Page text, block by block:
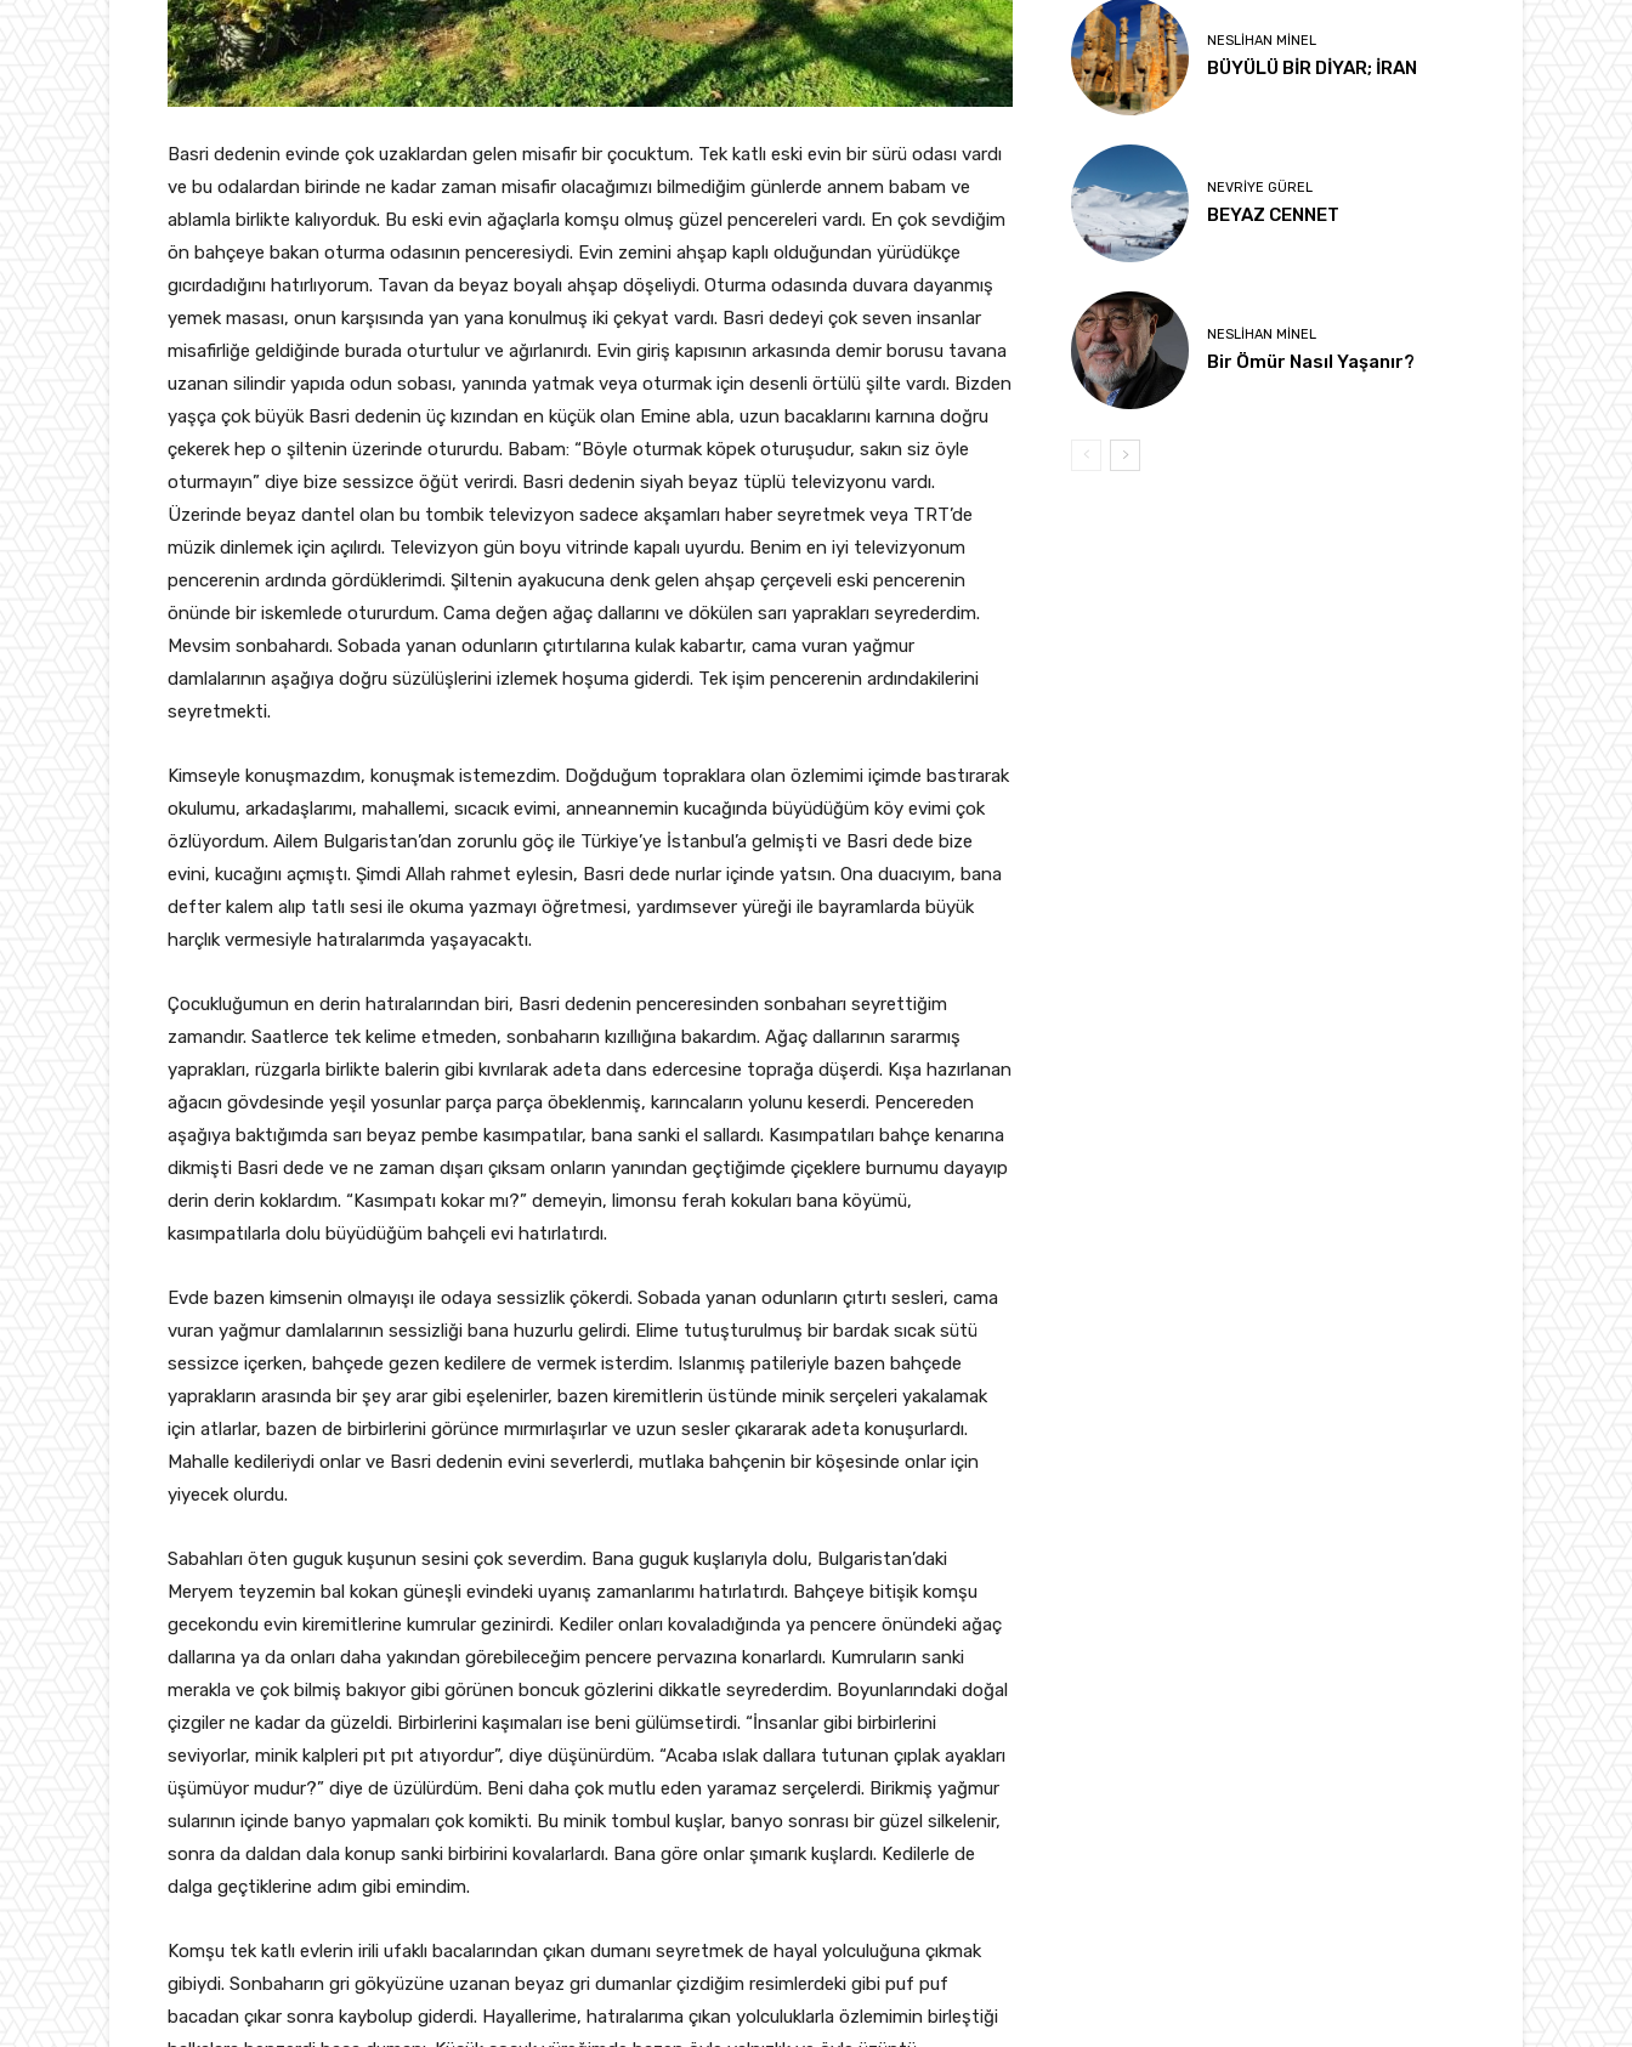
Basri dedenin evinde çok uzaklardan gelen misafir bir çocuktum. Tek katlı eski evin bir sürü odası vardı
ve bu odalardan birinde ne kadar zaman misafir olacağımızı bilmediğim günlerde annem babam ve
ablamla birlikte kalıyorduk. Bu eski evin ağaçlarla komşu olmuş güzel pencereleri vardı. En çok sevdiğim
ön bahçeye bakan oturma odasının penceresiydi. Evin zemini ahşap kaplı olduğundan yürüdükçe
gıcırdadığını hatırlıyorum. Tavan da beyaz boyalı ahşap döşeliydi. Oturma odasında duvara dayanmış
yemek masası, onun karşısında yan yana konulmuş iki çekyat vardı. Basri dedeyi çok seven insanlar
misafirliğe geldiğinde burada oturtulur ve ağırlanırdı. Evin giriş kapısının arkasında demir borusu tavana
uzanan silindir yapıda odun sobası, yanında yatmak veya oturmak için desenli örtülü şilte vardı. Bizden
yaşça çok büyük Basri dedenin üç kızından en küçük olan Emine abla, uzun bacaklarını karnına doğru
çekerek hep o şiltenin üzerinde otururdu. Babam: “Böyle oturmak köpek oturuşudur, sakın siz öyle
oturmayın” diye bize sessizce öğüt verirdi. Basri dedenin siyah beyaz tüplü televizyonu vardı.
Üzerinde beyaz dantel olan bu tombik televizyon sadece akşamları haber seyretmek veya TRT’de
müzik dinlemek için açılırdı. Televizyon gün boyu vitrinde kapalı uyurdu. Benim en iyi televizyonum
pencerenin ardında gördüklerimdi. Şiltenin ayakucuna denk gelen ahşap çerçeveli eski pencerenin
önünde bir iskemlede otururdum. Cama değen ağaç dallarını ve dökülen sarı yaprakları seyrederdim.
Mevsim sonbahardı. Sobada yanan odunların çıtırtılarına kulak kabartır, cama vuran yağmur
damlalarının aşağıya doğru süzülüşlerini izlemek hoşuma giderdi. Tek işim pencerenin ardındakilerini
seyretmekti.
Kimseyle konuşmazdım, konuşmak istemezdim. Doğduğum topraklara olan özlemimi içimde bastırarak
okulumu, arkadaşlarımı, mahallemi, sıcacık evimi, anneannemin kucağında büyüdüğüm köy evimi çok
özlüyordum. Ailem Bulgaristan’dan zorunlu göç ile Türkiye’ye İstanbul’a gelmişti ve Basri dede bize
evini, kucağını açmıştı. Şimdi Allah rahmet eylesin, Basri dede nurlar içinde yatsın. Ona duacıyım, bana
defter kalem alıp tatlı sesi ile okuma yazmayı öğretmesi, yardımsever yüreği ile bayramlarda büyük
harçlık vermesiyle hatıralarımda yaşayacaktı.
Çocukluğumun en derin hatıralarından biri, Basri dedenin penceresinden sonbaharı seyrettiğim
zamandır. Saatlerce tek kelime etmeden, sonbaharın kızıllığına bakardım. Ağaç dallarının sararmış
yaprakları, rüzgarla birlikte balerin gibi kıvrılarak adeta dans edercesine toprağa düşerdi. Kışa hazırlanan
ağacın gövdesinde yeşil yosunlar parça parça öbeklenmiş, karıncaların yolunu keserdi. Pencereden
aşağıya baktığımda sarı beyaz pembe kasımpatılar, bana sanki el sallardı. Kasımpatıları bahçe kenarına
dikmişti Basri dede ve ne zaman dışarı çıksam onların yanından geçtiğimde çiçeklere burnumu dayayıp
derin derin koklardım. “Kasımpatı kokar mı?” demeyin, limonsu ferah kokuları bana köyümü,
kasımpatılarla dolu büyüdüğüm bahçeli evi hatırlatırdı.
Evde bazen kimsenin olmayışı ile odaya sessizlik çökerdi. Sobada yanan odunların çıtırtı sesleri, cama
vuran yağmur damlalarının sessizliği bana huzurlu gelirdi. Elime tutuşturulmuş bir bardak sıcak sütü
sessizce içerken, bahçede gezen kedilere de vermek isterdim. Islanmış patileriyle bazen bahçede
yaprakların arasında bir şey arar gibi eşelenirler, bazen kiremitlerin üstünde minik serçeleri yakalamak
için atlarlar, bazen de birbirlerini görünce mırmırlaşırlar ve uzun sesler çıkararak adeta konuşurlardı.
Mahalle kedileriydi onlar ve Basri dedenin evini severlerdi, mutlaka bahçenin bir köşesinde onlar için
yiyecek olurdu.
Sabahları öten guguk kuşunun sesini çok severdim. Bana guguk kuşlarıyla dolu, Bulgaristan’daki
Meryem teyzemin bal kokan güneşli evindeki uyanış zamanlarımı hatırlatırdı. Bahçeye bitişik komşu
gecekondu evin kiremitlerine kumrular gezinirdi. Kediler onları kovaladığında ya pencere önündeki ağaç
dallarına ya da onları daha yakından görebileceğim pencere pervazına konarlardı. Kumruların sanki
merakla ve çok bilmiş bakıyor gibi görünen boncuk gözlerini dikkatle seyrederdim. Boyunlarındaki doğal
çizgiler ne kadar da güzeldi. Birbirlerini kaşımaları ise beni gülümsetirdi. “İnsanlar gibi birbirlerini
seviyorlar, minik kalpleri pıt pıt atıyordur”, diye düşünürdüm. “Acaba ıslak dallara tutunan çıplak ayakları
üşümüyor mudur?” diye de üzülürdüm. Beni daha çok mutlu eden yaramaz serçelerdi. Birikmiş yağmur
sularının içinde banyo yapmaları çok komikti. Bu minik tombul kuşlar, banyo sonrası bir güzel silkelenir,
sonra da daldan dala konup sanki birbirini kovalarlardı. Bana göre onlar şımarık kuşlardı. Kedilerle de
dalga geçtiklerine adım gibi emindim.
Komşu tek katlı evlerin irili ufaklı bacalarından çıkan dumanı seyretmek de hayal yolculuğuna çıkmak
gibiydi. Sonbaharın gri gökyüzüne uzanan beyaz gri dumanlar çizdiğim resimlerdeki gibi puf puf
bacadan çıkar sonra kaybolup giderdi. Hayallerime, hatıralarıma çıkan yolculuklarla özlemimin birleştiği
NESLIHAN MINEL
BÜYÜLÜ BİR DİYAR; İRAN
NEVRIYE GÜREL
BEYAZ CENNET
NESLIHAN MINEL
Bir Ömür Nasıl Yaşanır?